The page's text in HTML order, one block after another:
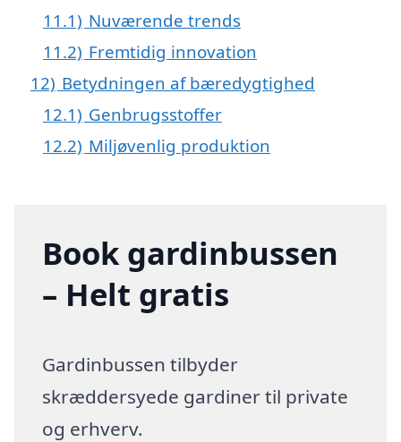
11.1) Nuværende trends
11.2) Fremtidig innovation
12) Betydningen af bæredygtighed
12.1) Genbrugsstoffer
12.2) Miljøvenlig produktion
Book gardinbussen
– Helt gratis
Gardinbussen tilbyder
skræddersyede gardiner til private
og erhverv.